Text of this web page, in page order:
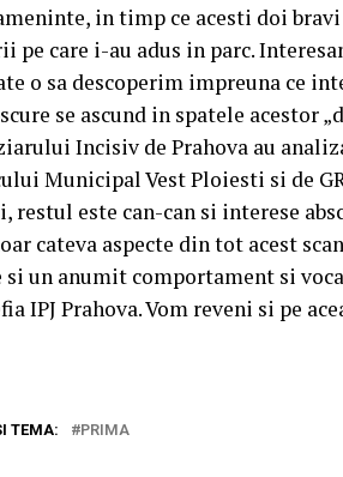
in timp ce acesti doi
pe care i-au adus in parc.
o sa descoperim impreuna ce
se ascund in spatele acestor
Incisiv de Prahova au
Municipal Vest Ploiesti si de
este can-can si interese
cateva aspecte din tot acest
si un anumit comportament si
IPJ Prahova. Vom reveni si pe
TEMA: PRIMA